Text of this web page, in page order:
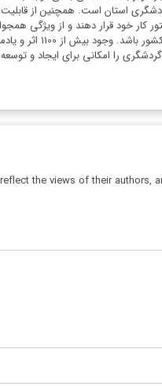
استان است. همچنین از قابلیت
کار خود قرار دهند و از ویژگی
بهره ببرند. در هر حال استان
را امکانی برای ایجاد و
the views of their authors,